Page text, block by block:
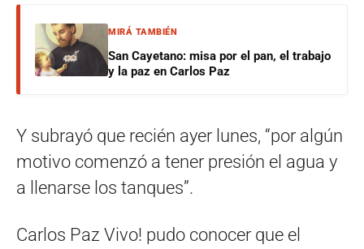
MIRÁ TAMBIÉN
San Cayetano: misa por el pan, el trabajo
y la paz en Carlos Paz
Y subrayó que recién ayer lunes, “por algún
motivo comenzó a tener presión el agua y
a llenarse los tanques”.
Carlos Paz Vivo! pudo conocer que el